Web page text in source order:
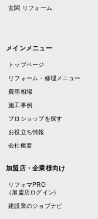
玄関 リフォーム
メインメニュー
トップページ
リフォーム・修理メニュー
費用相場
施工事例
プロショップを探す
お役立ち情報
会社概要
加盟店・企業様向け
リフォマPRO
（加盟店ログイン)
建設業のジョブナビ